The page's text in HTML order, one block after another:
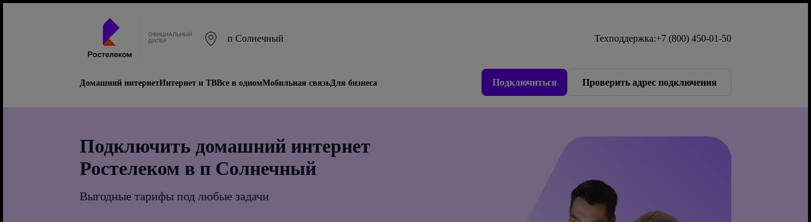
п Солнечный Техподдержка:+7 (800) 450-01-50
Домашний интернетИнтернет и ТВВсе в одномМобильная связьДля бизнеса Подключиться Проверить адрес подключения
Подключить домашний интернет
Ростелеком в п Солнечный
Выгодные тарифы под любые задачи